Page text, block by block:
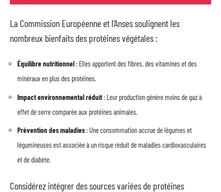
La Commission Européenne et l’Anses soulignent les
nombreux bienfaits des protéines végétales :
Équilibre nutritionnel : Elles apportent des fibres, des vitamines et des
minéraux en plus des protéines.
Impact environnemental réduit : Leur production génère moins de gaz à
effet de serre comparée aux protéines animales.
Prévention des maladies : Une consommation accrue de légumes et
légumineuses est associée à un risque réduit de maladies cardiovasculaires
et de diabète.
Considérez intégrer des sources variées de protéines